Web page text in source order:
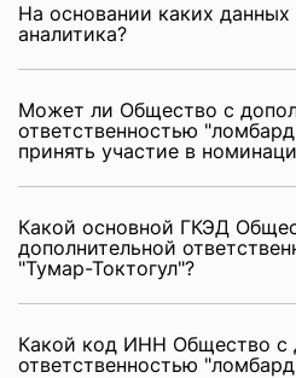
На основании каких данных
аналитика?
Может ли Общество с
ответственностью
принять участие в
Какой основной ГКЭД
дополнительной
"Тумар-Токтогул"?
Какой код ИНН Общество с
ответственностью